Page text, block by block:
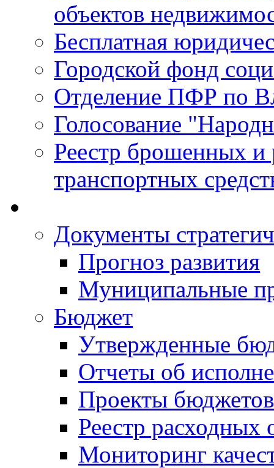
объектов
Бесплатная
Городской фонд
Отделение ПФР по
Голосование
Реестр брошенных и
транспортных
Документы
Прогноз развития
Муниципальные
Бюджет
Утвержденные
Отчеты об
Проекты бюджетов
Реестр расходных
Мониторинг